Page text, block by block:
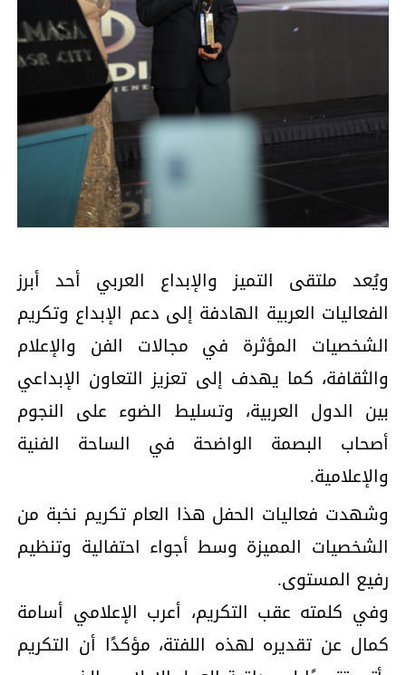
ويُعد ملتقى التميز والإبداع العربي أحد أبرز
الفعاليات العربية الهادفة إلى دعم الإبداع وتكريم
الشخصيات المؤثرة في مجالات الفن والإعلام
والثقافة، كما يهدف إلى تعزيز التعاون الإبداعي
بين الدول العربية، وتسليط الضوء على النجوم
أصحاب البصمة الواضحة في الساحة الفنية
والإعلامية.
وشهدت فعاليات الحفل هذا العام تكريم نخبة من
الشخصيات المميزة وسط أجواء احتفالية وتنظيم
رفيع المستوى.
وفي كلمته عقب التكريم، أعرب الإعلامي أسامة
كمال عن تقديره لهذه اللفتة، مؤكدًا أن التكريم